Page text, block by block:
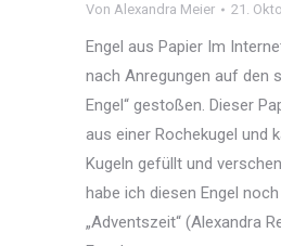
Von Alexandra Meier 21.
Engel aus Papier Im
nach Anregungen auf den
Engel“ gestoßen. Dieser
aus einer Rochekugel und
Kugeln gefüllt und
habe ich diesen Engel
„Adventszeit“ (Alexandra